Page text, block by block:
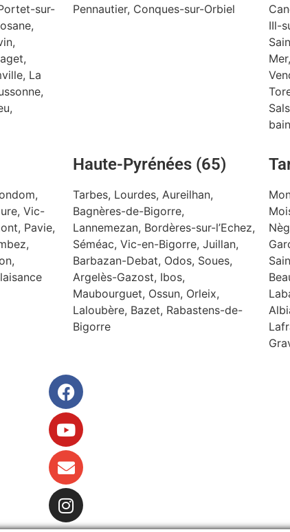
sur-
La
Pennautier, Conques-sur-Orbiel
IIl-
Vic-
Pavie,
Haute-Pyrénées (65)
Tarbes, Lourdes, Aureilhan,
Bagnères-de-Bigorre,
Lannemezan, Bordères-sur-l’Echez,
Séméac, Vic-en-Bigorre, Juillan,
Barbazan-Debat, Odos, Soues,
Argelès-Gazost, Ibos,
Maubourguet, Ossun, Orleix,
Laloubère, Bazet, Rabastens-de-
Bigorre